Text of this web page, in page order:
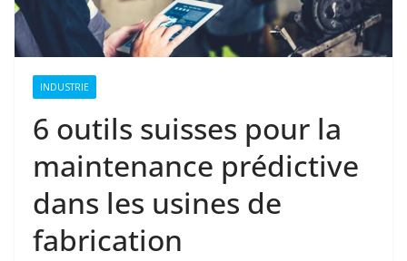
INDUSTRIE
6 outils suisses pour la
maintenance prédictive
dans les usines de
fabrication